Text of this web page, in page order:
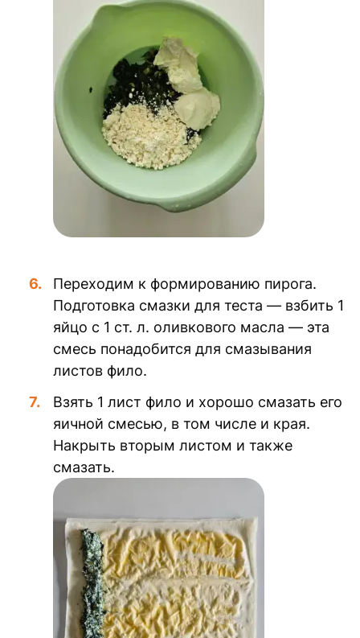
Переходим к формированию пирога.
Подготовка смазки для теста — взбить 1
яйцо с 1 ст. л. оливкового масла — эта
смесь понадобится для смазывания
листов фило.
Взять 1 лист фило и хорошо смазать его
яичной смесью, в том числе и края.
Накрыть вторым листом и также
смазать.